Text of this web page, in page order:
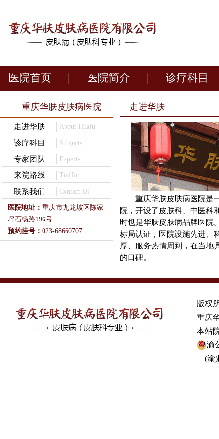
医院首页 | 医院简介 | 诊疗科目
重庆华肤皮肤病医院
走进华肤 About Huafu
诊疗科目 Subjects
专家团队 Experts
来院路线 Traffic
联系我们 Contact Us
医院地址： 重庆市九龙坡区陈家
坪石杨路196号
预约挂号： 023-68660707
走进华肤
重庆华肤皮肤病医院是
院，开设了皮肤科、中医科
时也是华肤皮肤病品牌医院
标局认证，医院设施先进、
厚、服务热情周到，在当地
的口碑。
版权
重庆
本站
渝
(渝)